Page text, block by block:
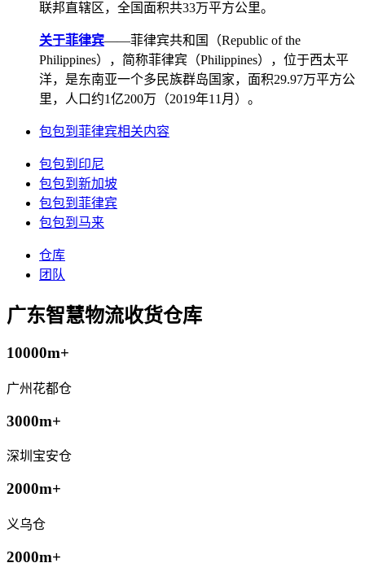
联邦直辖区，全国面积共33万平方公里。
关于菲律宾——菲律宾共和国（Republic of the
Philippines），简称菲律宾（Philippines），位于西太平
洋，是东南亚一个多民族群岛国家，面积29.97万平方公
里，人口约1亿200万（2019年11月）。
包包到菲律宾相关内容
包包到印尼
包包到新加坡
包包到菲律宾
包包到马来
仓库
团队
广东智慧物流收货仓库
10000m+
广州花都仓
3000m+
深圳宝安仓
2000m+
义乌仓
2000m+